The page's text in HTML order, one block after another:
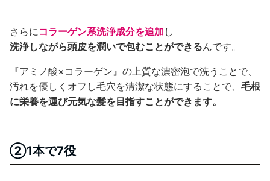
さらにコラーゲン系洗浄成分を追加 し
洗浄しながら頭皮を潤いで包むことができるんです。
『アミノ酸×コラーゲン』の上質な濃密泡で洗うことで、
汚れを優しくオフし毛穴を清潔な状態にすることで、 毛根
に栄養を運び元気な髪を目指すことができます。
②1本で7役